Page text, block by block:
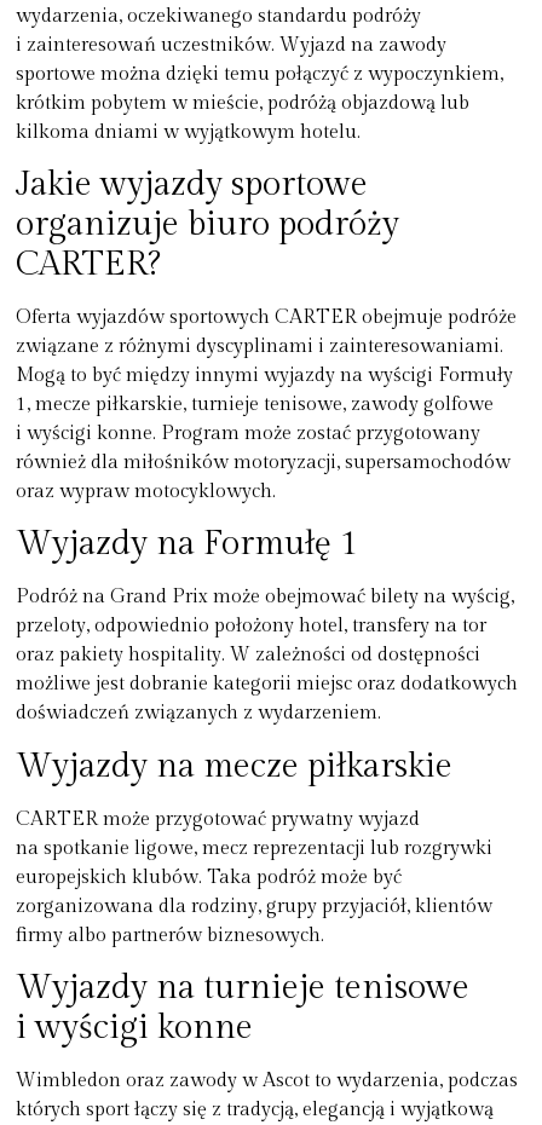
wydarzenia, oczekiwanego standardu podróży
i zainteresowań uczestników. Wyjazd na zawody
sportowe można dzięki temu połączyć z wypoczynkiem,
krótkim pobytem w mieście, podróżą objazdową lub
kilkoma dniami w wyjątkowym hotelu.
Jakie wyjazdy sportowe
organizuje biuro podróży
CARTER?
Oferta wyjazdów sportowych CARTER obejmuje podróże
związane z różnymi dyscyplinami i zainteresowaniami.
Mogą to być między innymi wyjazdy na wyścigi Formuły
1, mecze piłkarskie, turnieje tenisowe, zawody golfowe
i wyścigi konne. Program może zostać przygotowany
również dla miłośników motoryzacji, supersamochodów
oraz wypraw motocyklowych.
Wyjazdy na Formułę 1
Podróż na Grand Prix może obejmować bilety na wyścig,
przeloty, odpowiednio położony hotel, transfery na tor
oraz pakiety hospitality. W zależności od dostępności
możliwe jest dobranie kategorii miejsc oraz dodatkowych
doświadczeń związanych z wydarzeniem.
Wyjazdy na mecze piłkarskie
CARTER może przygotować prywatny wyjazd
na spotkanie ligowe, mecz reprezentacji lub rozgrywki
europejskich klubów. Taka podróż może być
zorganizowana dla rodziny, grupy przyjaciół, klientów
firmy albo partnerów biznesowych.
Wyjazdy na turnieje tenisowe
i wyścigi konne
Wimbledon oraz zawody w Ascot to wydarzenia, podczas
których sport łączy się z tradycją, elegancją i wyjątkową